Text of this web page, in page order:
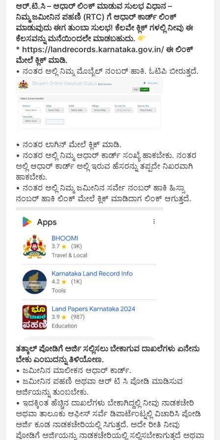
ಆರ್.ಟಿ.ಸಿ – ಆಧಾರ್ ಲಿಂಕ್ ಮಾಡುವ ಸುಲಭ ವಿಧಾನ –
ನಿಮ್ಮ ಜಮೀನಿನ ಪಹಣಿ (RTC) ಗೆ ಆಧಾರ್ ಕಾರ್ಡ್ ಲಿಂಕ್
ಮಾಡುವುದು ಈಗ ತುಂಬಾ ಸುಲಭ! ಕೆಲವೇ ಕ್ಲಿಕ್ ಗಳಲ್ಲಿ ನೀವು ಈ
ಕೆಲಸವನ್ನು ಮನೆಯಿಂದಲೇ ಮಾಡಬಹುದು.
* https://landrecords.karnataka.gov.in/ ಈ ಲಿಂಕ್
ಮೇಲೆ ಕ್ಲಿಕ್ ಮಾಡಿ.
• ನಂತರ ಅಲ್ಲಿ ನಿಮ್ಮ ಮೊಬೈಲ್ ನಂಬರ್ ಹಾಕಿ. ಓಟಿಪಿ ಬೀರುತ್ತದೆ.
• ನಂತರ ಲಾಗಿನ್ ಮೇಲೆ ಕ್ಲಿಕ್ ಮಾಡಿ.
• ನಂತರ ಅಲ್ಲಿ ನಿಮ್ಮ ಆಧಾರ್ ಕಾರ್ಡ್ ಸಂಖ್ಯೆ ಹಾಕಬೇಕು. ನಂತರ
ಅಲ್ಲಿ ಆಧಾರ್ ಕಾರ್ಡ್ ಅಲ್ಲಿ ಇರುವ ಹೆಸರನ್ನು ತಪ್ಪದೇ ನಿಖರವಾಗಿ
ಹಾಕಬೇಕು.
• ನಂತರ ಅಲ್ಲಿ ನಿಮ್ಮ ಜಮೀನಿನ ಸರ್ವೇ ನಂಬರ್ ಹಾಕಿ ಹಿಸ್ಸಾ
ನಂಬರ್ ಹಾಕಿ ಲಿಂಕ್ ಮೇಲೆ ಕ್ಲಿಕ್ ಮಾಡಿದಾಗ ಲಿಂಕ್ ಆಗುತ್ತದೆ.
ತತ್ಕಾಲ್ ಪೋಡಿಗೆ ಅರ್ಜಿ ಸಲ್ಲಿಸಲು ಬೇಕಾಗುವ ದಾಖಲೆಗಳು ಏನೇನು
ಬೇಕು ಎಂಬುದನ್ನು ತಿಳಿಯೋಣ.
• ಜಮೀನಿನ ಮಾಲೀಕನ ಆಧಾರ್ ಕಾರ್ಡ್.
• ಜಮೀನಿನ ಪಹಣಿ ಅಥವಾ ಆರ್ ಟಿ ಸಿ ಪೋಡಿ ಮಾಡಿಸುವ
ಅರ್ಜಿಯನ್ನು ತುಂಬಬೇಕು.
• ಇದಕ್ಕಿಂತ ಹೆಚ್ಚಿನ ದಾಖಲೆಗಳು ಬೇಕಾಗಿದ್ದಲ್ಲಿ ನೀವು ನಾಡಕಚೇರಿ
ಅಥವಾ ತಾಲೂಕು ಆಫೀಸ್ ಸರ್ವೆ ಡಿಪಾರ್ಟೆಂಟ್ನಲ್ಲಿ ವಿಚಾರಿಸಿ ಪೋಡಿ
ಅರ್ಜಿ ಕೂಡ ನಾಡಕಚೇರಿಯಲ್ಲಿ ಸಿಗುತ್ತದೆ. ಅದೇ ರೀತಿ ನೀವು
ಪೋಡಿಗೆ ಅರ್ಜಿಯನ್ನು ನಾಡಕಚೇರಿಯಲ್ಲಿ ಸಲ್ಲಿಸಬೇಕಾಗುತ್ತದೆ ಅಥವಾ